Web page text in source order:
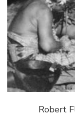
Robert